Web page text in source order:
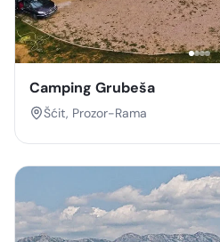
Camping Grubeša
Šćit, Prozor-Rama